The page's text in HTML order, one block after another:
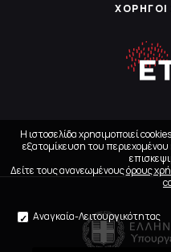
ΧΟΡΗΓΟΙ
Η ιστοσελίδα χρησιμοποιεί
εξατομίκευση του
Δείτε τους ανανεωμένουςόρους
Αναγκαία-Λειτουργικότητας